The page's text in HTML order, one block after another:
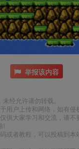
举报该内容
经允许请勿转载。
用户上传和网络，如有侵
供大家学习和交流，请不
!
或者教程，可以投稿到本